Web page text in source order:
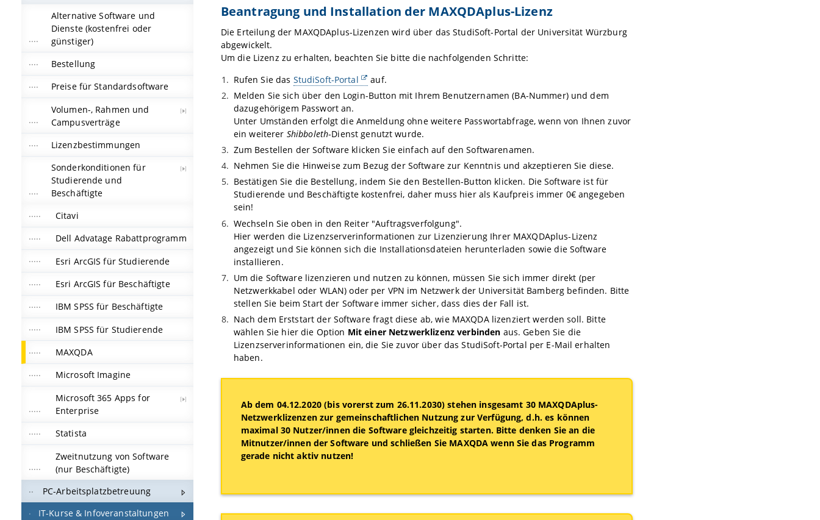
Alternative Software und
Dienste (kostenfrei oder
günstiger)
Bestellung
Preise für Standardsoftware
Volumen-, Rahmen und
Campusverträge
Lizenzbestimmungen
Sonderkonditionen für
Studierende und
Beschäftigte
Citavi
Dell Advatage Rabattprogramm
Esri ArcGIS für Studierende
Esri ArcGIS für Beschäftigte
IBM SPSS für Beschäftigte
IBM SPSS für Studierende
MAXQDA
Microsoft Imagine
Microsoft 365 Apps for
Enterprise
Statista
Zweitnutzung von Software
(nur Beschäftigte)
PC-Arbeitsplatzbetreuung
IT-Kurse & Infoveranstaltungen
Beantragung und Installation der MAXQDAplus-Lizenz
Die Erteilung der MAXQDAplus-Lizenzen wird über das StudiSoft-Portal der Universität Würzburg
abgewickelt.
Um die Lizenz zu erhalten, beachten Sie bitte die nachfolgenden Schritte:
Rufen Sie das StudiSoft-Portal
auf.
Melden Sie sich über den Login-Button mit Ihrem Benutzernamen (BA-Nummer) und dem
dazugehörigem Passwort an.
Unter Umständen erfolgt die Anmeldung ohne weitere Passwortabfrage, wenn von Ihnen zuvor
ein weiterer Shibboleth-Dienst genutzt wurde.
Zum Bestellen der Software klicken Sie einfach auf den Softwarenamen.
Nehmen Sie die Hinweise zum Bezug der Software zur Kenntnis und akzeptieren Sie diese.
Bestätigen Sie die Bestellung, indem Sie den Bestellen-Button klicken. Die Software ist für
Studierende und Beschäftigte kostenfrei, daher muss hier als Kaufpreis immer 0€ angegeben
sein!
Wechseln Sie oben in den Reiter "Auftragsverfolgung".
Hier werden die Lizenzserverinformationen zur Lizenzierung Ihrer MAXQDAplus-Lizenz
angezeigt und Sie können sich die Installationsdateien herunterladen sowie die Software
installieren.
Um die Software lizenzieren und nutzen zu können, müssen Sie sich immer direkt (per
Netzwerkkabel oder WLAN) oder per VPN im Netzwerk der Universität Bamberg befinden. Bitte
stellen Sie beim Start der Software immer sicher, dass dies der Fall ist.
Nach dem Erststart der Software fragt diese ab, wie MAXQDA lizenziert werden soll. Bitte
wählen Sie hier die Option Mit einer Netzwerklizenz verbinden aus. Geben Sie die
Lizenzserverinformationen ein, die Sie zuvor über das StudiSoft-Portal per E-Mail erhalten
haben.
Ab dem 04.12.2020 (bis vorerst zum 26.11.2030) stehen insgesamt 30 MAXQDAplus-
Netzwerklizenzen zur gemeinschaftlichen Nutzung zur Verfügung, d.h. es können
maximal 30 Nutzer/innen die Software gleichzeitig starten. Bitte denken Sie an die
Mitnutzer/innen der Software und schließen Sie MAXQDA wenn Sie das Programm
gerade nicht aktiv nutzen!